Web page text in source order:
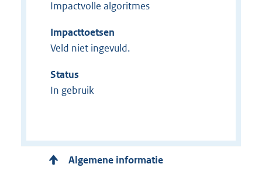
Impactvolle algoritmes
Impacttoetsen
Veld niet ingevuld.
Status
In gebruik
Algemene informatie